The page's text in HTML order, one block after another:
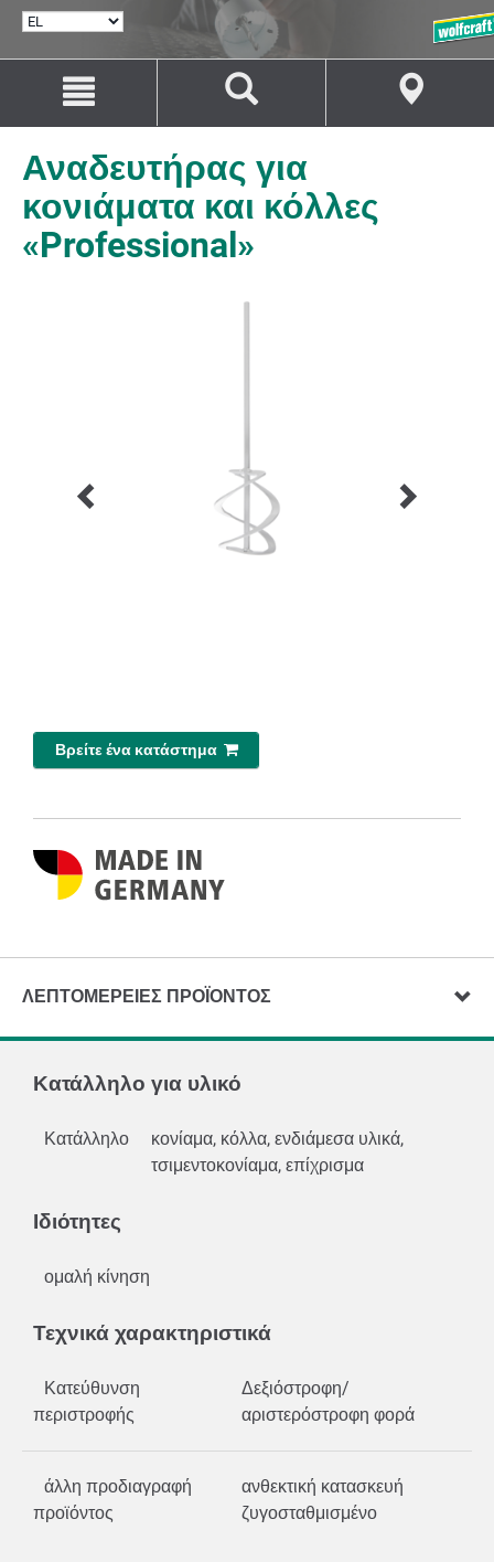
ΕΠΙΛΟΓΉ
Μετάβαση
περιεχόμενο
Μετάβαση
πλοήγηση
Αναδευτήρας για
κονιάματα και κόλλες
«Professional»
Βρείτε ένα κατάστημα
ΛΕΠΤΟΜΈΡΕΙΕΣ ΠΡΟΪΌΝΤΟΣ
Κατάλληλο για υλικό
Κατάλληλο
κονίαμα, κόλλα, ενδιάμεσα υλικά,
τσιμεντοκονίαμα, επίχρισμα
Ιδιότητες
ομαλή κίνηση
Τεχνικά χαρακτηριστικά
Κατεύθυνση
περιστροφής
Δεξιόστροφη/
αριστερόστροφη φορά
άλλη προδιαγραφή
προϊόντος
ανθεκτική κατασκευή
ζυγοσταθμισμένο